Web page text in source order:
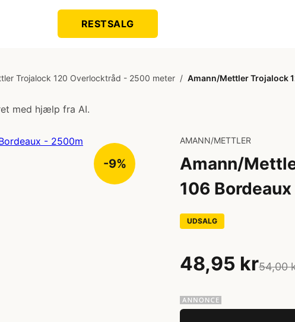
RESTSALG
Trojalock 120 Overlocktråd - 2500 meter / Amann/Mettler Trojalock
med hjælp fra AI.
-9%
AMANN/METTLER
Amann/
106
UDSALG
48,95 kr54,00